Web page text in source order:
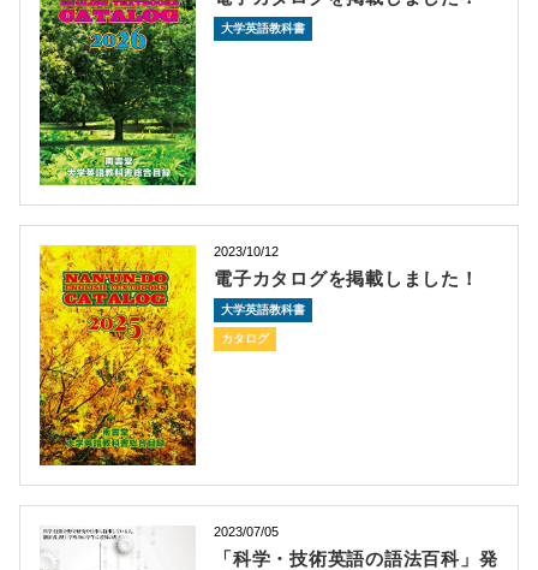
大学英語教科書
2023/10/12
電子カタログを掲載しました！
大学英語教科書
カタログ
2023/07/05
「科学・技術英語の語法百科」発